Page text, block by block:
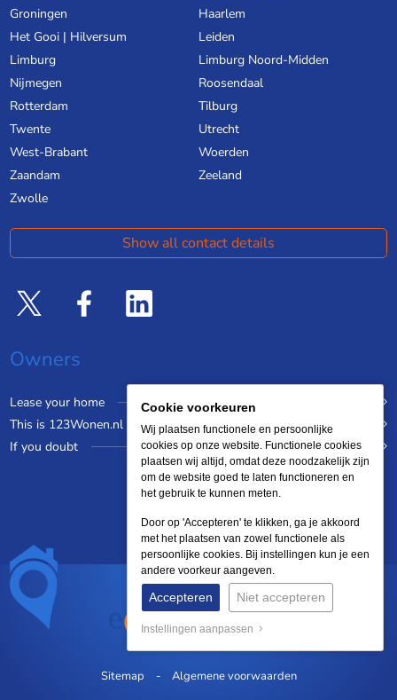
Groningen
Haarlem
Het Gooi | Hilversum
Leiden
Limburg
Limburg Noord-Midden
Nijmegen
Roosendaal
Rotterdam
Tilburg
Twente
Utrecht
West-Brabant
Woerden
Zaandam
Zeeland
Zwolle
Show all contact details
Owners
Lease your home
This is 123Wonen.nl
If you doubt
Sitemap Algemene voorwaarden
Cookie voorkeuren
Wij plaatsen functionele en persoonlijke
cookies op onze website. Functionele cookies
plaatsen wij altijd, omdat deze noodzakelijk zijn
om de website goed te laten functioneren en
het gebruik te kunnen meten.
Door op 'Accepteren' te klikken, ga je akkoord
met het plaatsen van zowel functionele als
persoonlijke cookies. Bij instellingen kun je een
andere voorkeur aangeven.
Accepteren Niet accepteren
Instellingen aanpassen